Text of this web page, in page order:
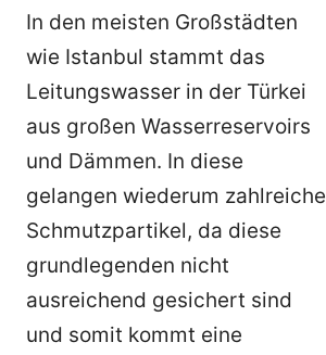
In den meisten Großstädten
wie Istanbul stammt das
Leitungswasser in der Türkei
aus großen Wasserreservoirs
und Dämmen. In diese
gelangen wiederum zahlreiche
Schmutzpartikel, da diese
grundlegenden nicht
ausreichend gesichert sind
und somit kommt eine